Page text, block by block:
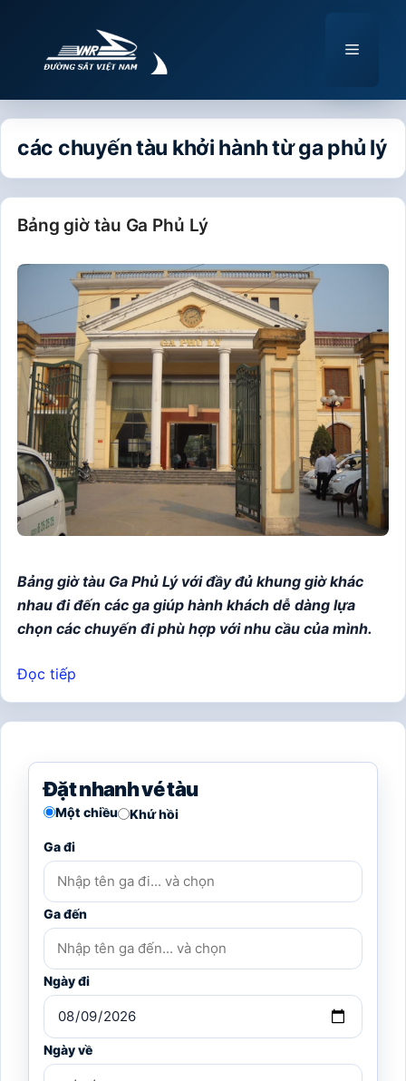
Menu
các chuyến tàu khởi hành từ ga phủ lý
Bảng giờ tàu Ga Phủ Lý
Bảng giờ tàu Ga Phủ Lý với đầy đủ khung giờ khác
nhau đi đến các ga giúp hành khách dễ dàng lựa
chọn các chuyến đi phù hợp với nhu cầu của mình.
Đọc tiếp
Đặt nhanh vé tàu
Một chiều Khứ hồi
Ga đi
Ga đến
Ngày đi
Ngày về